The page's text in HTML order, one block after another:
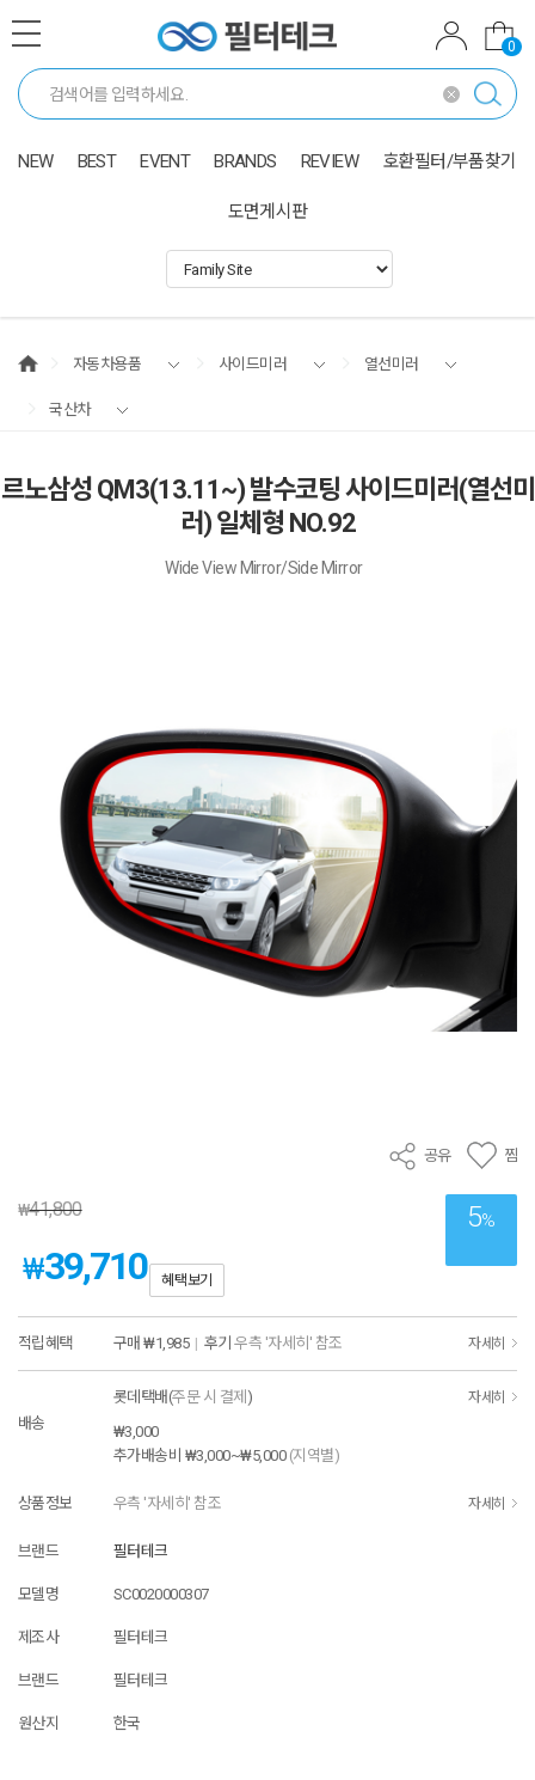
0
NEW BEST EVENT BRANDS REVIEW 호환필터/부품찾기
도면게시판
자동차용품 사이드미러 열선미러
국산차
르노삼성 QM3(13.11~) 발수코팅 사이드미러(열선미
러) 일체형 NO.92
Wide View Mirror/Side Mirror
공유 찜
5%
₩41,800
₩39,710 혜택보기
적립혜택 구매 ₩1,985 | 후기 우측 '자세히' 참조 자세히
배송
롯데택배(주문 시 결제 ) 자세히
₩3,000
추가배송비 ₩3,000~₩5,000 (지역별)
상품정보 우측 '자세히' 참조 자세히
브랜드 필터테크
모델명 SC0020000307
제조사 필터테크
브랜드 필터테크
원산지 한국